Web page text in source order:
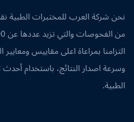
نحن شركة العرب للمختبرات الطبية
التزامنا بمراعاة اعلى مقاييس ومعايير
وسرعة اصدار النتائج، باستخدام أحدث
الطبية.